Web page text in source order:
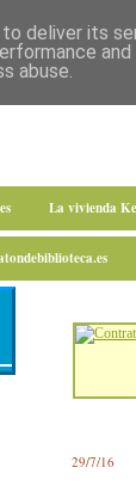
La vivienda
29/7/16
deliver its
abuse.